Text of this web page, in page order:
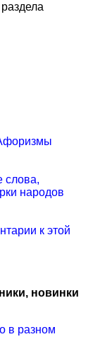
раздела
слова,
народов
к этой
новинки
в разном